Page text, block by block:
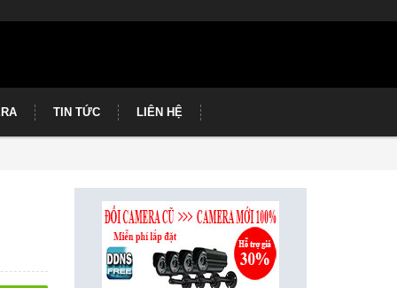
TIN TỨC LIÊN HỆ